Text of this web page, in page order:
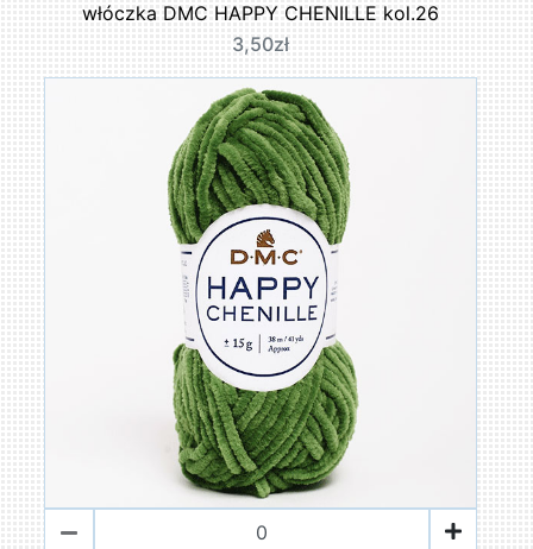
włóczka DMC HAPPY CHENILLE kol.26
3,50zł